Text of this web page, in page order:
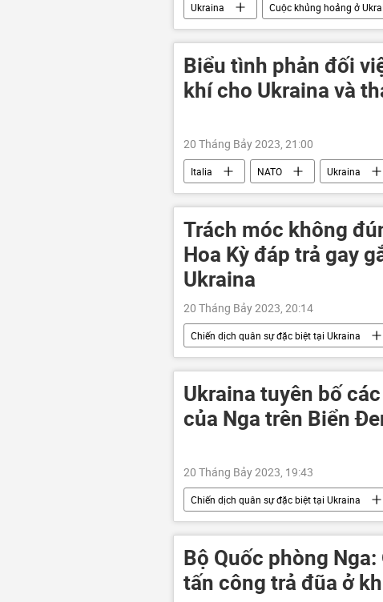
Ukraina Cuộc khủng hoảng ở
Chiến dịch quân sự đặc biệt tại Ukraina
Biểu tình phản đối
khí cho Ukraina và
20 Tháng Bảy 2023, 21:00
Italia NATO Ukraina
viện trợ quân sự
Chiến dịch quân
Trách móc không
Hoa Kỳ đáp trả gay
Ukraina
20 Tháng Bảy 2023, 20:14
Chiến dịch quân sự đặc biệt tại Ukraina
Hoa Kỳ
NATO phương
quân đội
Quân đội Nga
Ukraina tuyên bố
của Nga trên Biển
20 Tháng Bảy 2023, 19:43
Chiến dịch quân sự đặc biệt tại Ukraina
Nga
Biển Đen Kerch
Bộ Quốc phòng
tấn công trả đũa ở